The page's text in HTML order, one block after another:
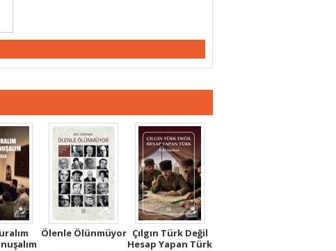
Ölenle Ölünmüyor Çılgın Türk Değil
Hesap Yapan Türk